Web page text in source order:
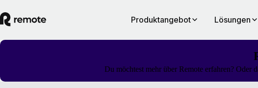
Produktangebot Lösungen
Du möchtest mehr über Remote erfahren? Oder